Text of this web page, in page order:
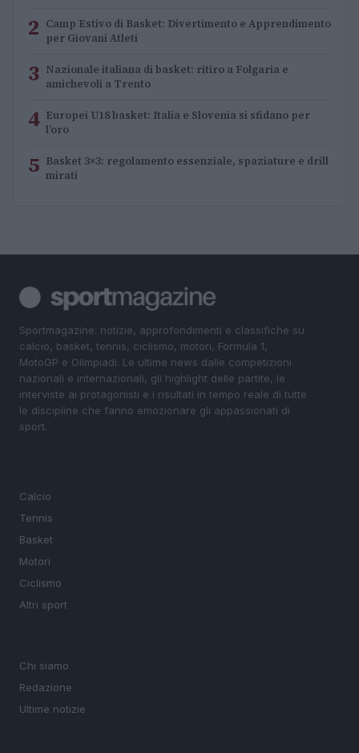
2 Camp Estivo di Basket: Divertimento e Apprendimento
per Giovani Atleti
3 Nazionale italiana di basket: ritiro a Folgaria e
amichevoli a Trento
4 Europei U18 basket: Italia e Slovenia si sfidano per
l’oro
5 Basket 3×3: regolamento essenziale, spaziature e drill
mirati
Sportmagazine: notizie, approfondimenti e classifiche su
calcio, basket, tennis, ciclismo, motori, Formula 1,
MotoGP e Olimpiadi. Le ultime news dalle competizioni
nazionali e internazionali, gli highlight delle partite, le
interviste ai protagonisti e i risultati in tempo reale di tutte
le discipline che fanno emozionare gli appassionati di
sport.
Calcio
Tennis
Basket
Motori
Ciclismo
Altri sport
Chi siamo
Redazione
Ultime notizie